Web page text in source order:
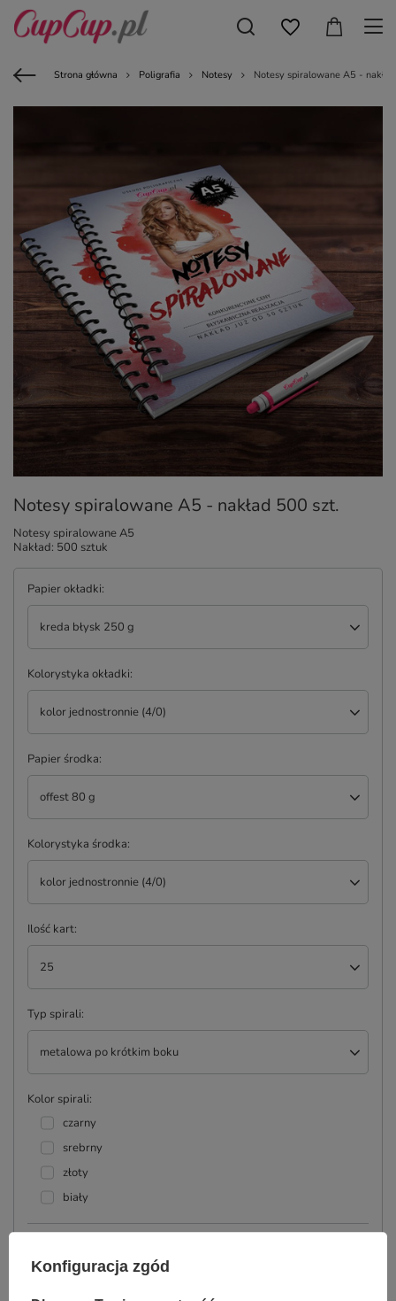
Strona główna Poligrafia Notesy Notesy spiralowane A5 -
Notesy spiralowane A5 - nakład 500 szt.
Notesy spiralowane A5
Nakład: 500 sztuk
Papier okładki
kreda błysk 250 g
Kolorystyka okładki
kolor jednostronnie (4/0)
Papier środka
offest 80 g
Kolorystyka środka
kolor jednostronnie (4/0)
Ilość kart
25
Typ spirali
metalowa po krótkim boku
Kolor spirali
czarny
srebrny
złoty
biały
0,00 zł
Konfiguracja zgód